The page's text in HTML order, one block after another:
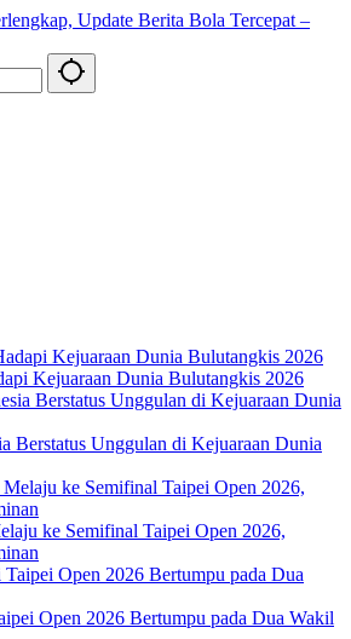
Kejuaraan Dunia Bulutangkis 2026
Berstatus Unggulan di Kejuaraan Dunia
ke Semifinal Taipei Open 2026,
Open 2026 Bertumpu pada Dua Wakil